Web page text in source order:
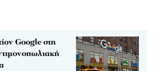
Google στη